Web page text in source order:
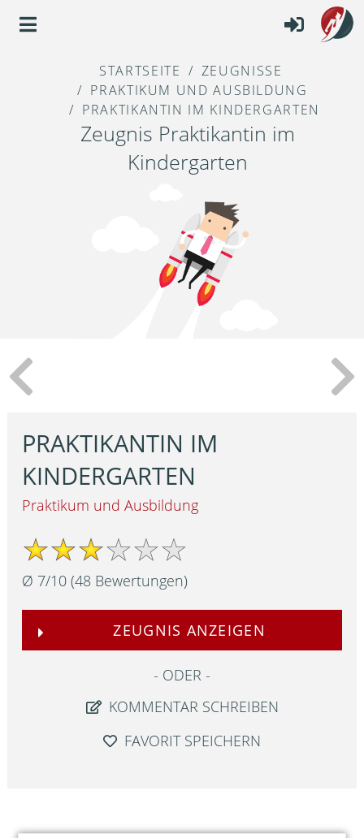
STARTSEITE
ZEUGNISSE
PRAKTIKUM UND AUSBILDUNG
PRAKTIKANTIN IM KINDERGARTEN
Zeugnis Praktikantin im
Kindergarten
PRAKTIKANTIN IM
KINDERGARTEN
Praktikum und Ausbildung
Ø 7/10 (48 Bewertungen)
ZEUGNIS ANZEIGEN
ODER
KOMMENTAR SCHREIBEN
FAVORIT SPEICHERN